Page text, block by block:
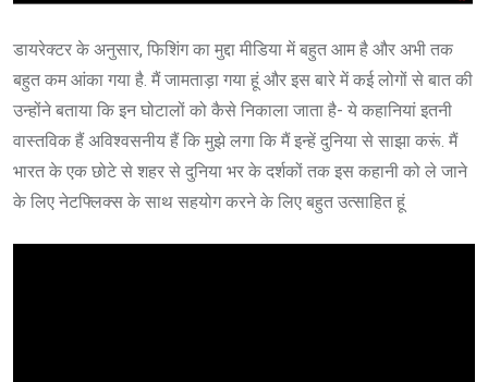
डायरेक्टर के अनुसार, फिशिंग का मुद्दा मीडिया में बहुत आम है और अभी तक
बहुत कम आंका गया है. मैं जामताड़ा गया हूं और इस बारे में कई लोगों से बात की
उन्होंने बताया कि इन घोटालों को कैसे निकाला जाता है- ये कहानियां इतनी
वास्तविक हैं अविश्वसनीय हैं कि मुझे लगा कि मैं इन्हें दुनिया से साझा करूं. मैं
भारत के एक छोटे से शहर से दुनिया भर के दर्शकों तक इस कहानी को ले जाने
के लिए नेटफ्लिक्स के साथ सहयोग करने के लिए बहुत उत्साहित हूं